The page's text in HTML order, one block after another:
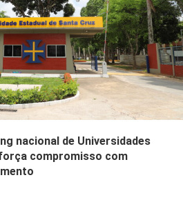
nacional de Universidades
compromisso com